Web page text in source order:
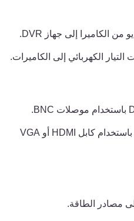
الكهربائي إلى الكاميرات.
اربط جهاز DVR بشاشة عرض باستخدام كابل HDMI أو VGA
مصادر الطاقة.